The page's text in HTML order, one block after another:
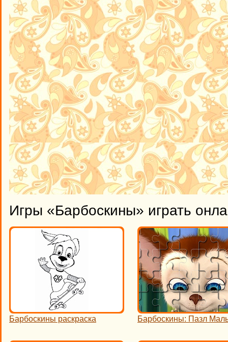
Игры «Барбоскины» играть
Барбоскины раскраска Барбоскины: Пазл